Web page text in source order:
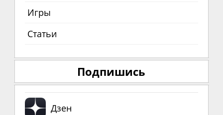
Игры
Статьи
Подпишись
Дзен